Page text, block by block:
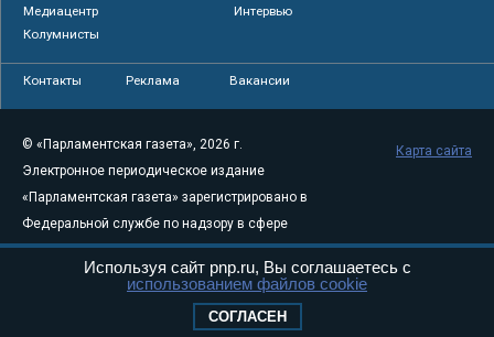
Медиацентр
Интервью
Колумнисты
Контакты Реклама Вакансии
© «Парламентская газета», 2026 г.
Электронное периодическое издание
«Парламентская газета» зарегистрировано в
Федеральной службе по надзору в сфере
связи, информационных технологий и
массовых коммуникаций (Роскомнадзор) 05
Свидетельство о регистрации Эл № ФС77-
Карта сайта
Используя сайт pnp.ru, Вы соглашаетесь с
использованием файлов cookie
СОГЛАСЕН